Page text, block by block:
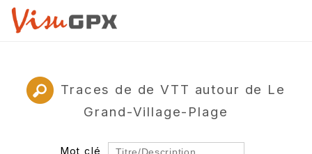
Traces de de VTT autour de Le
Grand-Village-Plage
Mot clé